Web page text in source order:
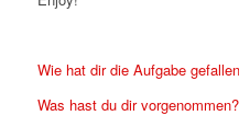
Wie hat dir die Aufgabe
Was hast du dir vorgenommen?